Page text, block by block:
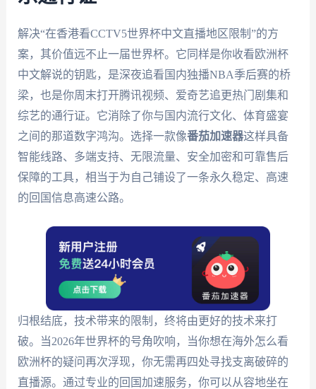
解决“在香港看CCTV5世界杯中文直播地区限制”的方
案，其价值远不止一届世界杯。它同样是你收看欧洲杯
中文解说的钥匙，是深夜追看国内独播NBA季后赛的桥
梁，也是你周末打开腾讯视频、爱奇艺追更热门剧集和
综艺的通行证。它消除了你与国内流行文化、体育盛宴
之间的那道数字鸿沟。选择一款像番茄加速器这样具备
智能线路、多端支持、无限流量、安全加密和可靠售后
保障的工具，相当于为自己铺设了一条永久稳定、高速
的回国信息高速公路。
归根结底，技术带来的限制，终将由更好的技术来打
破。当2026年世界杯的号角吹响，当你想在海外怎么看
欧洲杯的疑问再次浮现，你无需再四处寻找支离破碎的
直播源。通过专业的回国加速服务，你可以从容地坐在